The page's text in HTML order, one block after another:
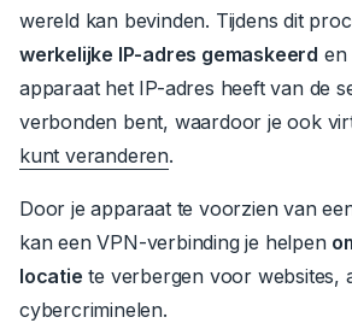
wereld kan bevinden. Tijdens dit
werkelijke IP-adres gemaskeerd en
apparaat het IP-adres heeft van de
verbonden bent, waardoor je ook
kunt veranderen.
Door je apparaat te voorzien van
kan een VPN-verbinding je helpen
locatie te verbergen voor websites,
cybercriminelen.